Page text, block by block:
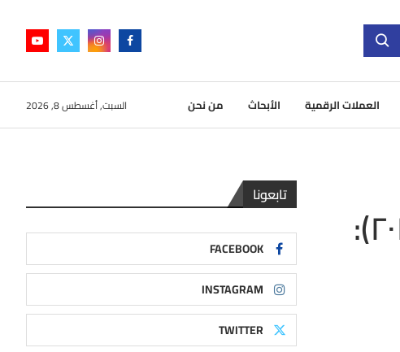
العملات الرقمية الأبحاث من نحن السبت, أغسطس 8, 2026
تابعونا
FACEBOOK
INSTAGRAM
TWITTER